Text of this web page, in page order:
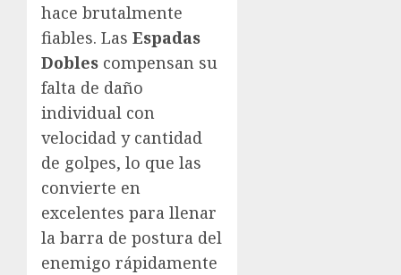
hace brutalmente
fiables. Las Espadas
Dobles compensan su
falta de daño
individual con
velocidad y cantidad
de golpes, lo que las
convierte en
excelentes para llenar
la barra de postura del
enemigo rápidamente